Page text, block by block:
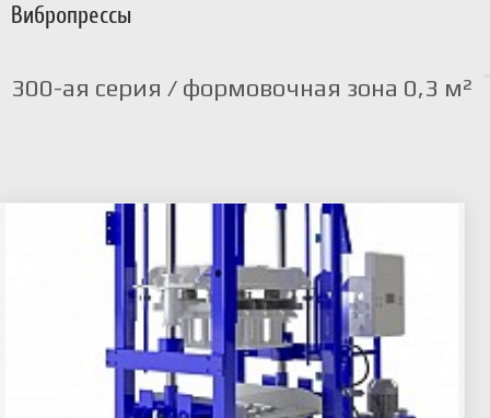
Вибропрессы
300-ая серия / формовочная зона 0,3 м²